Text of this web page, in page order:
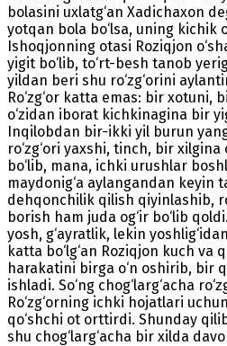
bolasini uxlatg‘an Xadichaxon
yotqan bola bo‘lsa, uning kichik
Ishoqjonning otasi Roziqjon
yigit bo‘lib, to‘rt-besh tanob
yildan beri shu ro‘zg‘orini
Ro‘zg‘or katta emas: bir xotuni,
o‘zidan iborat kichkinagina bir
Inqilobdan bir-ikki yil burun
ro‘zg‘ori yaxshi, tinch, bir
bo‘lib, mana, ichki urushlar
maydonig‘a aylangandan keyin
dehqonchilik qilish qiyinlashib,
borish ham juda og‘ir bo‘lib
yosh, g‘ayratlik, lekin
katta bo‘lg‘an Roziqjon kuch va
harakatini birga o‘n oshirib, bir
ishladi. So‘ng chog‘larg‘acha
Ro‘zg‘orning ichki hojatlari
qo‘shchi ot orttirdi. Shunday
shu chog‘larg‘acha bir xilda